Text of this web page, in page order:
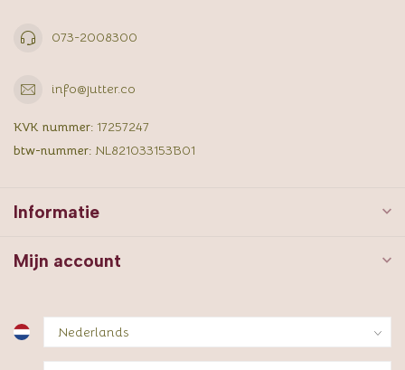
073-2008300
info@jutter.co
KVK nummer: 17257247
btw-nummer: NL821033153B01
Informatie
Mijn account